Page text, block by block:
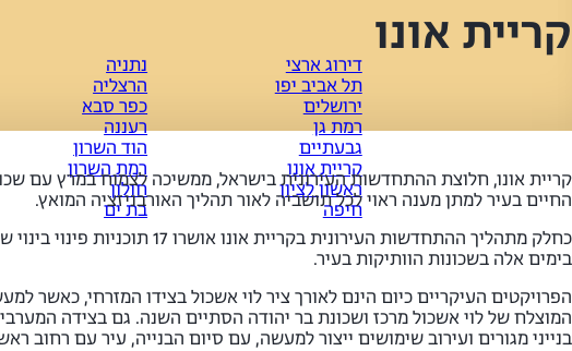
דירוג ארצי
תל אביב יפו
ירושלים
רמת גן
גבעתיים
קריית אונו
ראשון לציון
חיפה
נתניה
הרצליה
כפר סבא
רעננה
הוד השרון
רמת השרון
חולון
בת ים
קריית אונו
קריית אונו, חלוצת ההתחדשות העירונית בישראל, ממשיכה לצמוח במרץ עם
החיים בעיר למתן מענה ראוי לכל תושביה לאור תהליך האורבניזציה המואץ.
בימים אלה בשכונות הוותיקות בעיר.
הפרויקטים העיקריים כיום הינם לאורך ציר לוי אשכול בצידו המזרחי, כאשר
המוצלח של לוי אשכול מרכז ושכונת בר יהודה הסתיים השנה. גם בצידה
בנייני מגורים ועירוב שימושים ייצור למעשה, עם סיום הבנייה, עיר עם רחוב